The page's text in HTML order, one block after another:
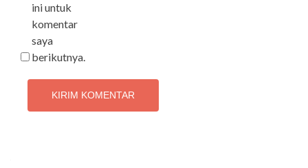
ini untuk
komentar
saya
berikutnya.